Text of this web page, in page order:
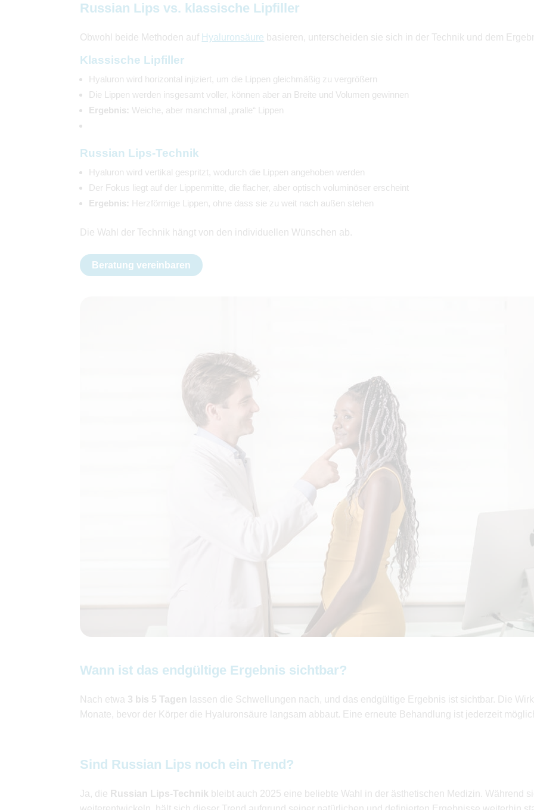
Russian Lips vs. klassische Lipfiller
Obwohl beide Methoden auf Hyaluronsäure basieren, unterscheiden sie sich in der Technik und dem
Klassische Lipfiller
Hyaluron wird horizontal injiziert, um die Lippen gleichmäßig zu vergrößern
Die Lippen werden insgesamt voller, können aber an Breite und Volumen gewinnen
Ergebnis: Weiche, aber manchmal „pralle“ Lippen
Russian Lips-Technik
Hyaluron wird vertikal gespritzt, wodurch die Lippen angehoben werden
Der Fokus liegt auf der Lippenmitte, die flacher, aber optisch voluminöser erscheint
Ergebnis: Herzförmige Lippen, ohne dass sie zu weit nach außen stehen
Die Wahl der Technik hängt von den individuellen Wünschen ab.
Beratung vereinbaren
Wann ist das endgültige Ergebnis sichtbar?
Nach etwa 3 bis 5 Tagen
lassen die Schwellungen nach, und das endgültige Ergebnis ist sichtbar. Die
Monate, bevor der Körper die Hyaluronsäure langsam abbaut. Eine erneute Behandlung ist jederzeit
Sind Russian Lips noch ein Trend?
Ja, die Russian Lips-Technik bleibt auch 2025 eine beliebte Wahl in der ästhetischen Medizin. Während